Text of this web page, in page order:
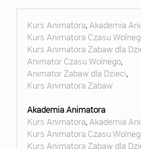
Kurs Animatora,Akademia
Kurs Animatora Czasu
Kurs Animatora Zabaw dla
Animator Czasu Wolnego,
Animator Zabaw dla Dzieci,
Kurs Animatora Zabaw
Akademia Animatora
Kurs Animatora,Akademia
Kurs Animatora Czasu
Kurs Animatora Zabaw dla